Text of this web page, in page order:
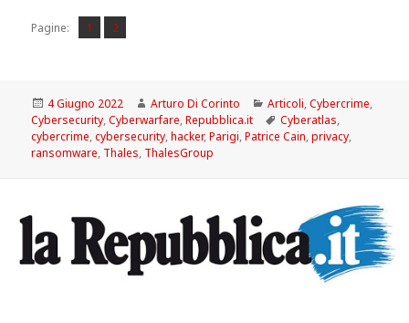
Pagine: Pagina
1 ,
Pagina
2
Scritto
il
4 Giugno 2022 Autore
Arturo Di Corinto Categorie
Articoli,Cybercrime,
Cybersecurity,Cyberwarfare,Repubblica.it Tag
Cyberatlas,
cybercrime,cybersecurity,hacker,Parigi,Patrice Cain,privacy,
ransomware, Thales, ThalesGroup